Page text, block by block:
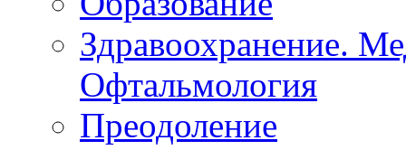
Образование
Здравоохранение.
Офтальмология